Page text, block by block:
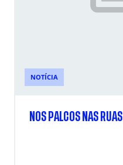
NOTÍCIA
NOS PALCOS NAS RUAS